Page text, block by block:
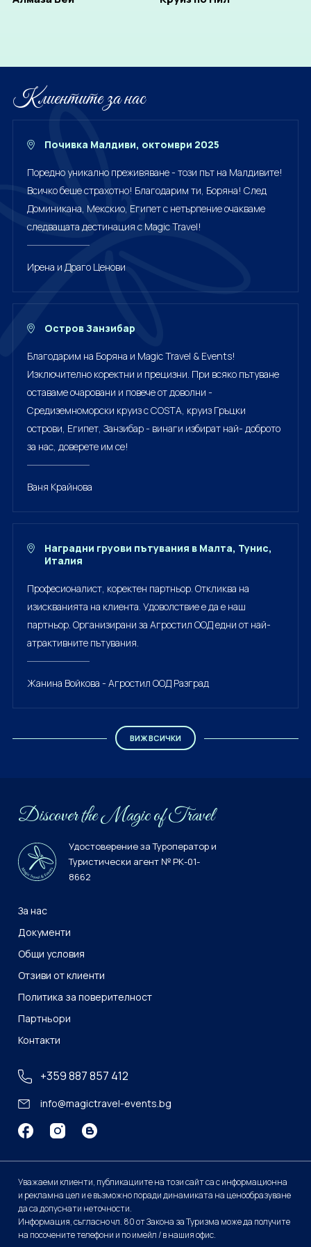
Клиентите за нас
Почивка Малдиви, октомври 2025
Поредно уникално преживяване - този път на Малдивите!
Всичко беше страхотно! Благодарим ти, Боряна! След
Доминикана, Мекскио, Египет с нетърпение очакваме
следващата дестинация с Magic Travel!
Ирена и Драго Ценови
Остров Занзибар
Благодарим на Боряна и Magic Travel & Events!
Изключително коректни и прецизни. При всяко пътуване
оставаме очаровани и повече от доволни -
Средиземноморски круиз с COSTA, круиз Гръцки
острови, Египет, Занзибар - винаги избират най- доброто
за нас, доверете им се!
Ваня Крайнова
Наградни груови пътувания в Малта, Тунис,
Италия
Професионалист, коректен партньор. Откликва на
изискванията на клиента. Удоволствие е да е наш
партньор. Организирани за Агростил ООД едни от най-
атрактивните пътувания.
Жанина Войкова - Агростил ООД Разград
ВИЖ ВСИЧКИ
Discover the Мagiс of Travel
Удостоверение за Туроператор и
Туристически агент № РК-01-
8662
За нас
Документи
Общи условия
Отзиви от клиенти
Политика за поверителност
Партньори
Контакти
+359 887 857 412
info@magictravel-events.bg
Уважаеми клиенти, публикациите на този сайт са с информационна
и рекламна цел и е възможно поради динамиката на ценообразуване
да са допуснати неточности.
Информация, съгласно чл. 80 от Закона за Туризма може да получите
на посочените телефони и по имейл / в нашия офис.